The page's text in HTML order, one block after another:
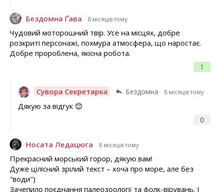
Бездомна Ґава 8 місяців тому
1
Чудовий моторошний твір. Усе на місцях, добре
розкриті персонажі, похмура атмосфера, що наростає.
Добре пророблена, якісна робота.
Сувора Секретарка Бездомна 8 місяців тому
0
Дякую за відгук 😊
Носата Ледацюга 8 місяців тому
Прекрасний морський горор, дякую вам!
Дуже цілісний зрілий текст – хоча про море, але без
"води")
Зачепило поєднання палеозоології та фолк-вірувань. І